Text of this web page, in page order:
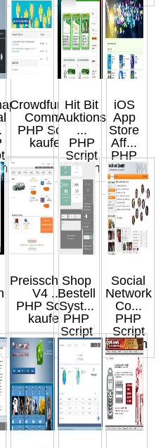
Crowdfunding
Comm...
PHP Script
kaufen
Hit Bit
Auktions
...
PHP
Script
kaufen
iOS
App
Store
Aff...
PHP
Script
kaufen
Preisschlacht
V4 ...
PHP Script
kaufen
Shop
Bestell
Syst...
PHP
Script
kaufen
Social
Network
Co...
PHP
Script
kaufen